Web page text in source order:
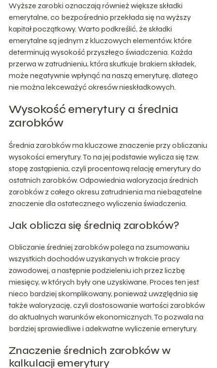
Wyższe zarobki oznaczają również większe składki
emerytalne, co bezpośrednio przekłada się na wyższy
kapitał początkowy. Warto podkreślić, że składki
emerytalne są jednym z kluczowych elementów, które
determinują wysokość przyszłego świadczenia. Każda
przerwa w zatrudnieniu, która skutkuje brakiem składek,
może negatywnie wpłynąć na naszą emeryturę, dlatego
nie można lekceważyć okresów nieskładkowych.
Wysokość emerytury a średnia
zarobków
Średnia zarobków ma kluczowe znaczenie przy obliczaniu
wysokości emerytury. To na jej podstawie wylicza się tzw.
stopę zastąpienia, czyli procentową relację emerytury do
ostatnich zarobków. Odpowiednia waloryzacja średnich
zarobków z całego okresu zatrudnienia ma niebagatelne
znaczenie dla ostatecznego wyliczenia świadczenia.
Jak oblicza się średnią zarobków?
Obliczanie średniej zarobków polega na zsumowaniu
wszystkich dochodów uzyskanych w trakcie pracy
zawodowej, a następnie podzieleniu ich przez liczbę
miesięcy, w których były one uzyskiwane. Proces ten jest
nieco bardziej skomplikowany, ponieważ uwzględnia się
także waloryzację, czyli dostosowanie wartości zarobków
do aktualnych warunków ekonomicznych. To pozwala na
bardziej sprawiedliwe i adekwatne wyliczenie emerytury.
Znaczenie średnich zarobków w
kalkulacji emerytury